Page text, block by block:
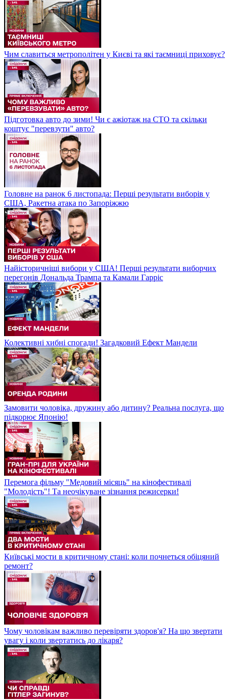
Чим славиться метрополітен у Києві та які таємниці приховує?
Підготовка авто до зими! Чи є ажіотаж на СТО та скільки
коштує "перевзути" авто?
Головне на ранок 6 листопада: Перші результати виборів у
США, Ракетна атака по Запоріжжю
Найісторичніші вибори у США! Перші результати виборчих
перегонів Дональда Трампа та Камали Гарріс
Колективні хибні спогади! Загадковий Ефект Мандели
Замовити чоловіка, дружину або дитину? Реальна послуга, що
підкорює Японію!
Перемога фільму "Медовий місяць" на кінофестивалі
"Молодість"! Та неочікуване зізнання режисерки!
Київські мости в критичному стані: коли почнеться обіцяний
ремонт?
Чому чоловікам важливо перевіряти здоров'я? На що звертати
увагу і коли звертатись до лікаря?